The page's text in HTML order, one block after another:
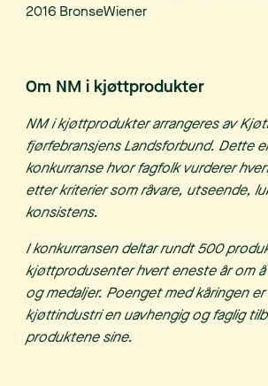
2016 BronseWiener
Om NM i kjøttprodukter
NM i kjøttprodukter arrangeres av
fjørfebransjens Landsforbund. Dette
konkurranse hvor fagfolk vurderer
etter kriterier som råvare, utseende,
konsistens.
I konkurransen deltar rundt 500
kjøttprodusenter hvert eneste år om
og medaljer. Poenget med kåringen
kjøttindustri en uavhengig og faglig
produktene sine.